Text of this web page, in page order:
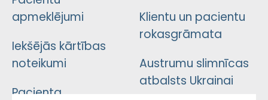
apmeklējumi
Iekšējās kārtības
noteikumi
Pacienta
Klientu un pacientu
rokasgrāmata
Austrumu slimnīcas
atbalsts Ukrainai